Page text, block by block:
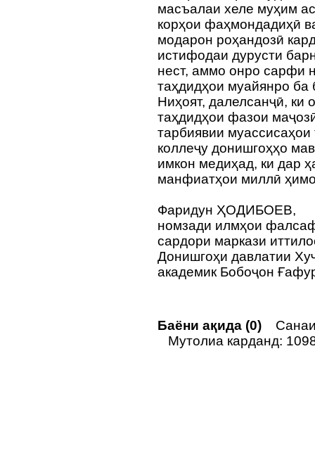
масъалаи хеле муҳим
корҳои фаҳмондадиҳӣ
модарон роҳандозӣ
истифодаи дурусти
нест, аммо онро сарфи
таҳдидҳои муайянро ба
Ниҳоят, далелсанҷӣ,
таҳдидҳои фазои
тарбиявии
коллеҷу донишгоҳҳо
имкон медиҳад, ки дар
манфиатҳои миллӣ
Фаридун ҲОДИБОЕВ,
номзади илмҳои
сардори маркази
Донишгоҳи давлатии
академик Бобоҷон
Баёни ақида (0)
Мутолиа карданд: